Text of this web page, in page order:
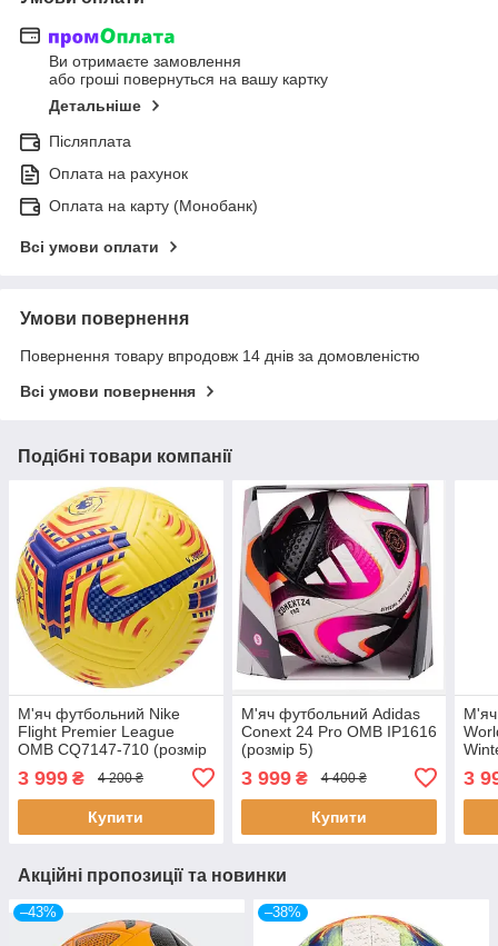
Ви отримаєте замовлення
або гроші повернуться на вашу картку
Детальніше
Післяплата
Оплата на рахунок
Оплата на карту (Монобанк)
Всі умови оплати
Умови повернення
Повернення товару впродовж 14 днів за домовленістю
Всі умови повернення
Подібні товари компанії
М'яч футбольний Nike
Flight Premier League
OMB CQ7147-710 (розмір
3 999 ₴ 4 200 ₴
Купити
М'яч футбольний Adidas
Conext 24 Pro OMB IP1616
(розмір 5)
3 999₴ 4 400 ₴
Купити
М'яч
3
Акційні пропозиції та новинки
–43% –38%